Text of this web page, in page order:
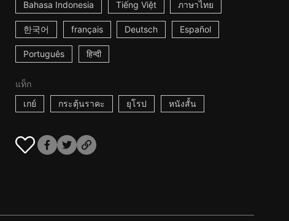
Bahasa Indonesia Tiếng Việt ภาษาไทย
한국어 français Deutsch Español
Português हिन्दी
แท็ก
เกย์
กระตุ้นราคะ ยุโรป หนังสั้น